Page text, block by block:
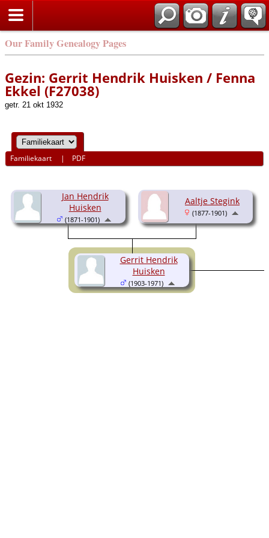
Our Family Genealogy Pages
Gezin: Gerrit Hendrik Huisken / Fenna
Ekkel (F27038)
getr. 21 okt 1932
Familiekaart | PDF
Jan Hendrik
Huisken
(1871-1901)
Aaltje Stegink
(1877-1901)
Gerrit Hendrik
Huisken
(1903-1971)